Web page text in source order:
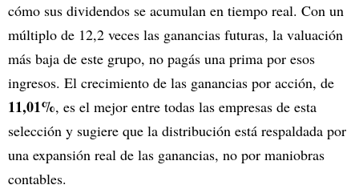
cómo sus dividendos se acumulan en tiempo real. Con un
múltiplo de 12,2 veces las ganancias futuras, la valuación
más baja de este grupo, no pagás una prima por esos
ingresos. El crecimiento de las ganancias por acción, de
11,01%, es el mejor entre todas las empresas de esta
selección y sugiere que la distribución está respaldada por
una expansión real de las ganancias, no por maniobras
contables.